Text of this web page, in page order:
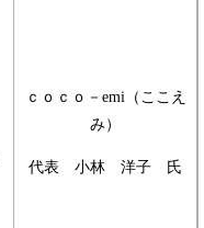
ｃｏｃｏ－emi（ここえ
み）
代表 小林 洋子 氏